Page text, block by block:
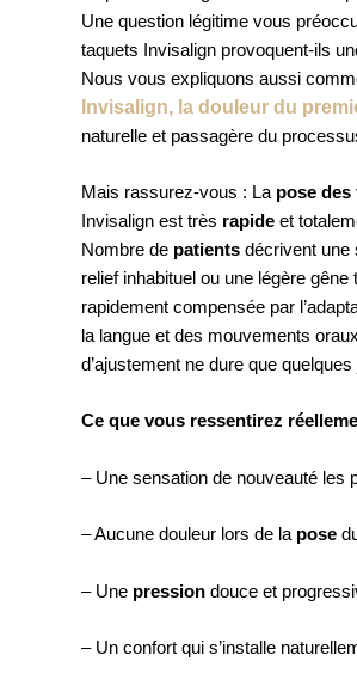
Une question légitime vous
taquets Invisalign provoquent-ils
Nous vous expliquons aussi
Invisalign, la douleur du
naturelle et passagère du
Mais rassurez-vous : La pose des
Invisalign est très rapideet
Nombre de patientsdécrivent une
relief inhabituel ou une légère gêne
rapidement compensée par
la langue et des mouvements
d’ajustement ne dure que
Ce que vous ressentirez
– Une sensation de nouveauté les
– Aucune douleur lors de la pose
– Une pressiondouce et
– Un confort qui s’installe